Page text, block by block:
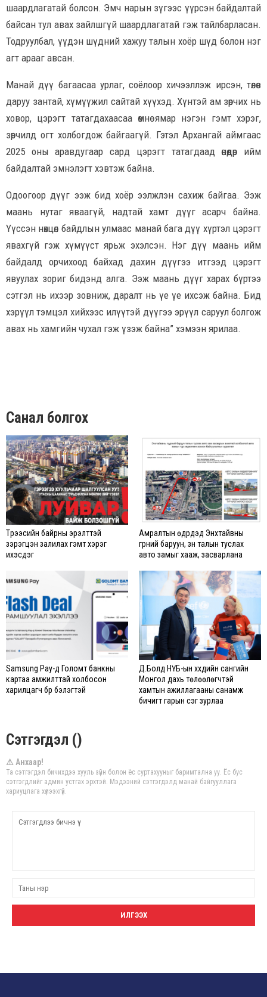
шаардлагатай болсон. Эмч нарын зүгээс үүрсэн байдалтай
байсан тул авах зайлшгүй шаардлагатай гэж тайлбарласан.
Тодруулбал, үүдэн шүдний хажуу талын хоёр шүд болон нэг
агт арааг авсан.
Манай дүү багаасаа урлаг, соёлоор хичээллэж ирсэн, төлөв
даруу зантай, хүмүүжил сайтай хүүхэд. Хүнтэй ам зөрчих нь
ховор, цэрэгт татагдахаасаа өмнө ямар нэгэн гэмт хэрэг,
зөрчилд огт холбогдож байгаагүй. Гэтэл Архангай аймгаас
2025 оны аравдугаар сард цэрэгт татагдаад өнөөдөр ийм
байдалтай эмнэлэгт хэвтэж байна.
Одоогоор дүүг ээж бид хоёр ээлжлэн сахиж байгаа. Ээж
маань нутаг яваагүй, надтай хамт дүүг асарч байна.
Үүссэн нөхцөл байдлын улмаас манай бага дүү хүртэл цэрэгт
явахгүй гэж хүмүүст ярьж эхэлсэн. Нэг дүү маань ийм
байдалд орчихоод байхад дахин дүүгээ итгээд цэрэгт
явуулах зориг бидэнд алга. Ээж маань дүүг харах бүртээ
сэтгэл нь ихээр зовниж, даралт нь үе үе ихсэж байна. Бид
хэрүүл тэмцэл хийхээс илүүтэй дүүгээ эрүүл саруул болгож
авах нь хамгийн чухал гэж үзэж байна” хэмээн ярилаа.
Санал болгох
Түрээсийн байрны эрэлттэй
зэрэгцэн залилах гэмт хэрэг
ихэсдэг
Амралтын өдрүүдэд Энхтайвны
гүүрний баруун, зүүн талын туслах
авто замыг хааж, засварлана
Samsung Pay-д Голомт банкны
картаа амжилттай холбосон
харилцагч бүр бэлэгтэй
Д.Болд НҮБ-ын хүүхдийн сангийн
Монгол дахь төлөөлөгчтэй
хамтын ажиллагааны санамж
бичигт гарын үсэг зурлаа
Сэтгэгдэл ()
⚠ Анхаар!
Та сэтгэгдэл бичихдээ хууль зүйн болон ёс суртахууныг баримтална уу. Ёс бус
сэтгэгдлийг админ устгах эрхтэй. Мэдээний сэтгэгдэлд манай байгууллага
хариуцлага хүлээхгүй.